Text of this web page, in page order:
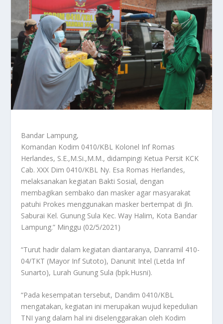
Bandar Lampung,
Komandan Kodim 0410/KBL Kolonel Inf Romas
Herlandes, S.E.,M.Si.,M.M., didampingi Ketua Persit KCK
Cab. XXX Dim 0410/KBL Ny. Esa Romas Herlandes,
melaksanakan kegiatan Bakti Sosial, dengan
membagikan sembako dan masker agar masyarakat
patuhi Prokes menggunakan masker bertempat di Jln.
Saburai Kel. Gunung Sula Kec. Way Halim, Kota Bandar
Lampung.” Minggu (02/5/2021)
“Turut hadir dalam kegiatan diantaranya, Danramil 410-
04/TKT (Mayor Inf Sutoto), Danunit Intel (Letda Inf
Sunarto), Lurah Gunung Sula (bpk.Husni).
“Pada kesempatan tersebut, Dandim 0410/KBL
mengatakan, kegiatan ini merupakan wujud kepedulian
TNI yang dalam hal ini diselenggarakan oleh Kodim